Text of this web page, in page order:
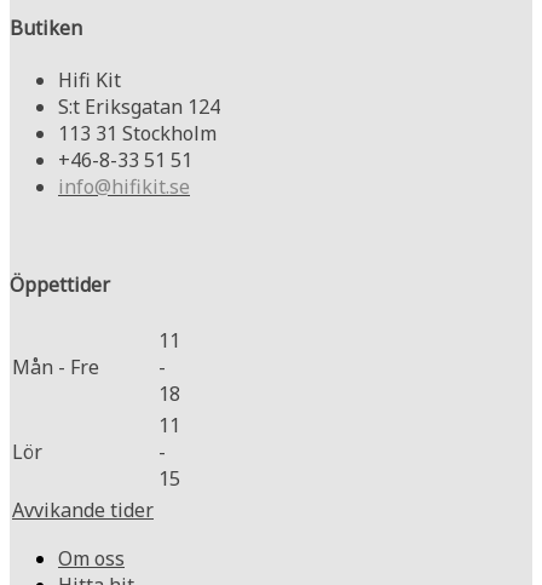
Butiken
Hifi Kit
S:t Eriksgatan 124
113 31 Stockholm
+46-8-33 51 51
info@hifikit.se
Öppettider
Mån - Fre
11
-
18
Lör
11
-
15
Avvikande tider
Om oss